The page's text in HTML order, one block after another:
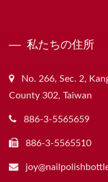
私たちの住所
No. 266, Sec. 2,
County 302, Taiwan
886-3-5565659
886-3-5565510